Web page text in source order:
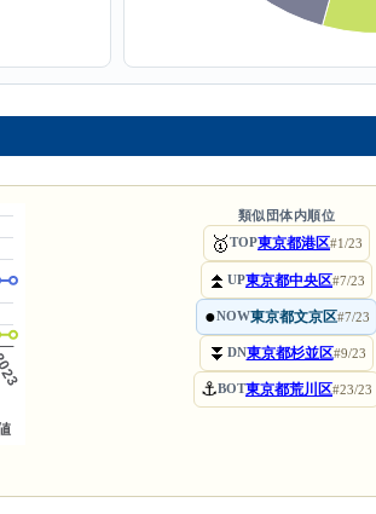
類似団体内順位
🥇TOP東京都港区#1/23
⏫ UP東京都中央区#7/23
●NOW東京都文京区#7/23
⏬ DN東京都杉並区#9/23
⚓BOT東京都荒川区#23/23